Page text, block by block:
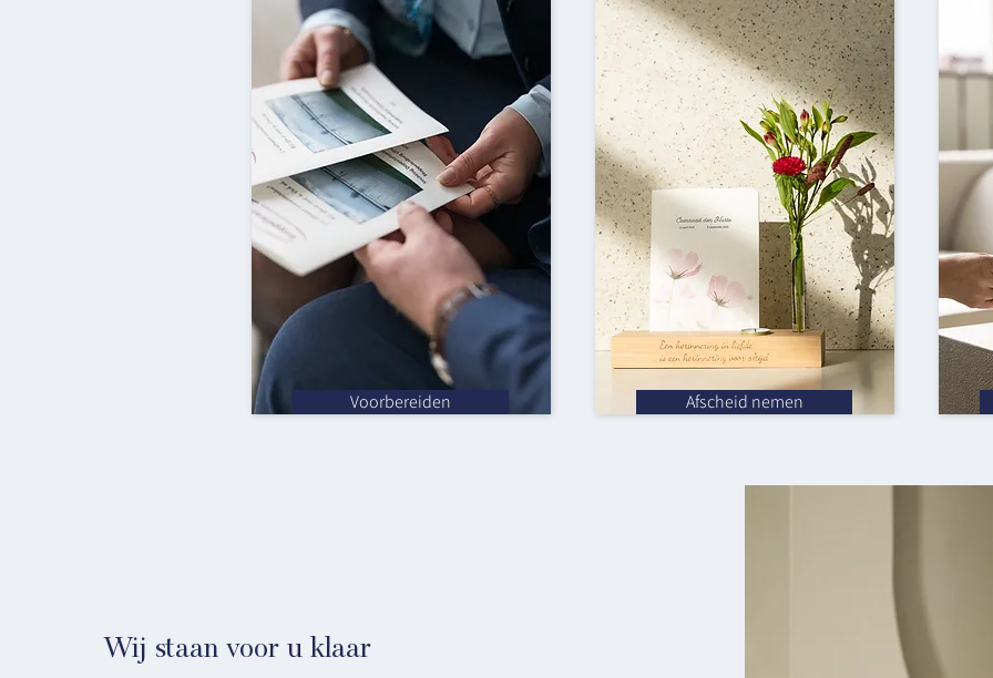
Voorbereiden Afscheid nemen
Wij staan voor u klaar